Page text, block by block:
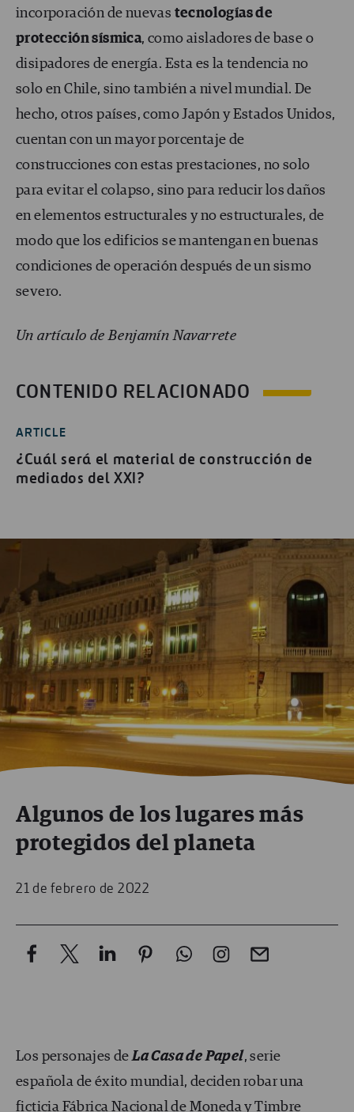
incorporación de nuevas tecnologías de
protección sísmica, como aisladores de base o
disipadores de energía. Esta es la tendencia no
solo en Chile, sino también a nivel mundial. De
hecho, otros países, como Japón y Estados Unidos,
cuentan con un mayor porcentaje de
construcciones con estas prestaciones, no solo
para evitar el colapso, sino para reducir los daños
en elementos estructurales y no estructurales, de
modo que los edificios se mantengan en buenas
condiciones de operación después de un sismo
severo.
Un artículo de Benjamín Navarrete
CONTENIDO RELACIONADO
ARTICLE
¿Cuál será el material de construcción de
mediados del XXI?
Algunos de los lugares más
protegidos del planeta
21 de febrero de 2022
Los personajes deLa Casa de Papel, serie
española de éxito mundial, deciden robar una
ficticia Fábrica Nacional de Moneda y Timbre